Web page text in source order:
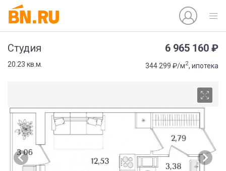
Студия 6 965 160 ₽
20.23 кв.м. 344 299 ₽/м2, ипотека